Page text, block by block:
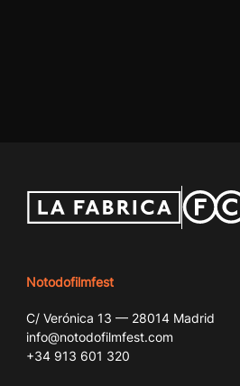
Notodofilmfest
C/ Verónica 13 — 28014 Madrid
info@notodofilmfest.com
+34 913 601 320